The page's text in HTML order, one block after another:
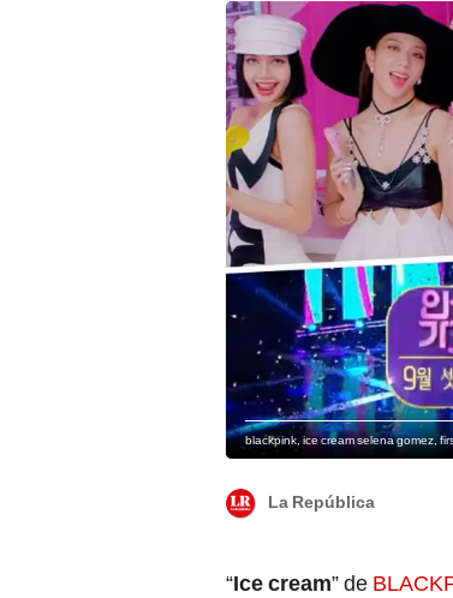
blackpink, ice cream selena gomez,
La República
“Ice cream” de